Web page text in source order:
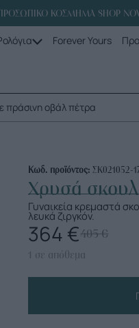
ΚΟΣΜΗΜΑ SHOP
Forever Yours
πράσινη οβάλ πέτρα
Κωδ. προϊόντος:ΣΚ021052-
Χρυσά
Γυναικεία κρεμαστά
λευκά ζιργκόν.
405€
364 €
1 σε απόθεμα